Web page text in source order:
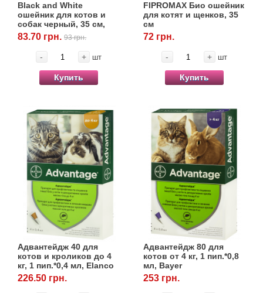
Black and White
ошейник для котов и
собак черный, 35 см,
Vitomax
83.70 грн.93 грн.
- + шт
Купить
FIPROMAX Био ошейник
для котят и щенков, 35
см
72 грн.
- + шт
Купить
Адвантейдж 40 для
котов и кроликов до 4
кг, 1 пип.*0,4 мл, Elanco
226.50 грн.
Адвантейдж 80 для
котов от 4 кг, 1 пип.*0,8
мл, Bayer
253 грн.